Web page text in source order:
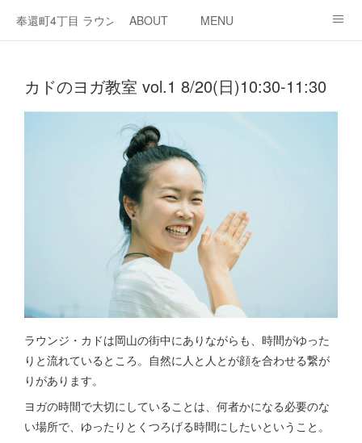
奉還町4丁目 ラウンジ・カド
ABOUT MENU
カドのヨガ教室 vol.1 8/20(日)10:30-11:30
ラウンジ・カドは岡山の街中にありながらも、時間がゆった
りと流れているところ。自然に人と人とが顔を合わせる繋が
りがあります。
ヨガの時間で大切にしていることは、何者かになる必要のな
い場所で、ゆったりとくつろげる時間にしたいということ。